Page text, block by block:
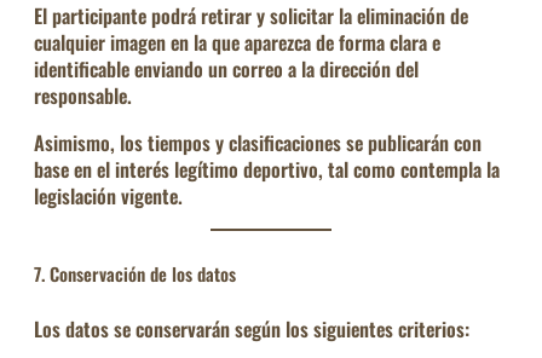
El participante podráretirar y solicitar la eliminaciónde
cualquier imagen en la que aparezca de forma clara e
identificable enviando un correo a la dirección del
responsable.
Asimismo, los tiempos y clasificaciones se publicarán con
base en elinterés legítimo deportivo, tal como contempla la
legislación vigente.
7. Conservación de los datos
Los datos se conservarán según los siguientes criterios: